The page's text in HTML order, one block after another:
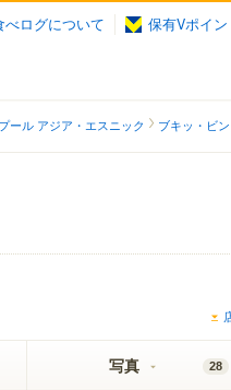
べログについて 保有Vポイン
ール アジア・エスニック ブキッ・ビ
写真 28